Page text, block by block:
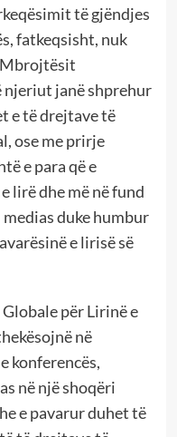
të gjëndjes
fatkeqsisht, nuk
janë shprehur
e të drejtave të
ose me prirje
e para që e
lirë dhe më në fund
duke humbur
e lirisë së
për Lirinë e
në
konferencës,
në një shoqëri
e pavarur duhet të